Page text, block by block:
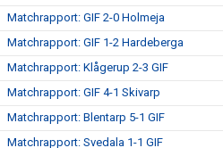
Matchrapport: GIF 2-0 Holmeja
Matchrapport: GIF 1-2 Hardeberga
Matchrapport: Klågerup 2-3 GIF
Matchrapport: GIF 4-1 Skivarp
Matchrapport: Blentarp 5-1 GIF
Matchrapport: Svedala 1-1 GIF